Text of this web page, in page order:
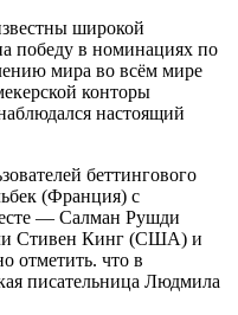
широкой
победу в номинациях по
мира во всём мире
конторы
настоящий
беттингового
(Франция) с
— Салман Рушди
Стивен Кинг (США) и
отметить. что в
писательница Людмила